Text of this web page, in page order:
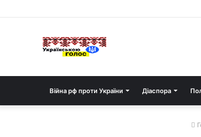
Війна рф проти України Діаспора